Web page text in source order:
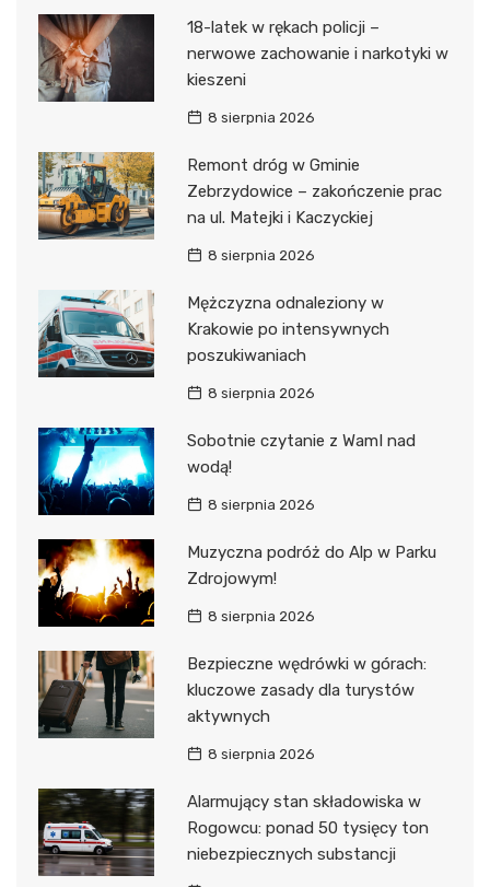
18-latek w rękach policji –
nerwowe zachowanie i narkotyki w
kieszeni
8 sierpnia 2026
Remont dróg w Gminie
Zebrzydowice – zakończenie prac
na ul. Matejki i Kaczyckiej
8 sierpnia 2026
Mężczyzna odnaleziony w
Krakowie po intensywnych
poszukiwaniach
8 sierpnia 2026
Sobotnie czytanie z WamI nad
wodą!
8 sierpnia 2026
Muzyczna podróż do Alp w Parku
Zdrojowym!
8 sierpnia 2026
Bezpieczne wędrówki w górach:
kluczowe zasady dla turystów
aktywnych
8 sierpnia 2026
Alarmujący stan składowiska w
Rogowcu: ponad 50 tysięcy ton
niebezpiecznych substancji